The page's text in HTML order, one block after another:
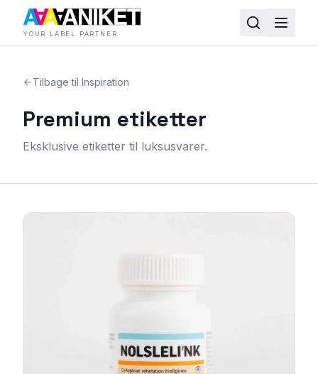
YOUR LABEL PARTNER
Tilbage til Inspiration
Premium etiketter
Eksklusive etiketter til luksusvarer.